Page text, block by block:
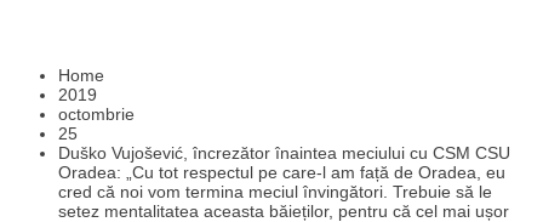
Home
2019
octombrie
25
Duško Vujošević, încrezător înaintea meciului cu CSM CSU
Oradea: „Cu tot respectul pe care-l am față de Oradea, eu
cred că noi vom termina meciul învingători. Trebuie să le
setez mentalitatea aceasta băieților, pentru că cel mai ușor